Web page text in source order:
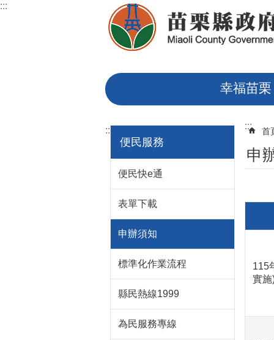
跳到主要內容區塊
:::
幸福苗栗
:::
便民服務
便民快e通
表單下載
申辦須知
標準化作業流程
縣民熱線1999
為民服務專線
::: 首
申
115
實施